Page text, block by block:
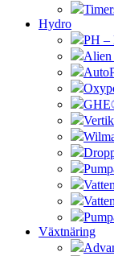
Hydro
PH –
Alien
Växtnäring